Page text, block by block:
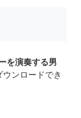
を演奏する男
ウンロードでき